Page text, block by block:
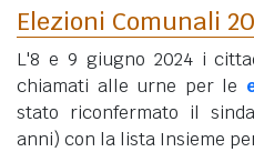
Elezioni Comunali
L'8 e 9 giugno 2024 i
chiamati alle urne per le
stato riconfermato il
anni) con la lista Insieme